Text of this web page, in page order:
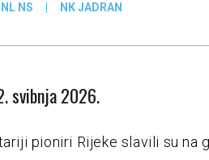
NS NK JADRAN
svibnja 2026.
pioniri Rijeke slavili su na